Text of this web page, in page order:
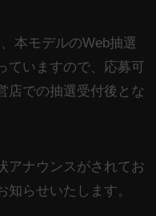
本モデルのWeb抽選
ていますので、応募可
店での抽選受付後とな
アナウンスがされてお
知らせいたします。